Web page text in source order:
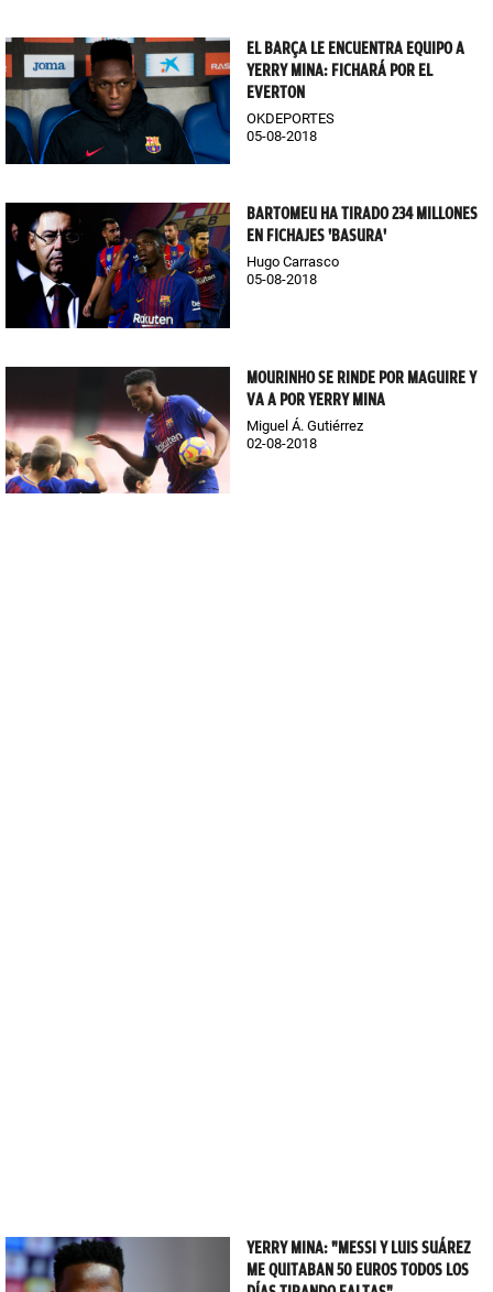
EL BARÇA LE ENCUENTRA EQUIPO A
YERRY MINA: FICHARÁ POR EL
EVERTON
OKDEPORTES
05-08-2018
BARTOMEU HA TIRADO 234 MILLONES
EN FICHAJES 'BASURA'
Hugo Carrasco
05-08-2018
MOURINHO SE RINDE POR MAGUIRE Y
VA A POR YERRY MINA
Miguel Á. Gutiérrez
02-08-2018
YERRY MINA: "MESSI Y LUIS SUÁREZ
ME QUITABAN 50 EUROS TODOS LOS